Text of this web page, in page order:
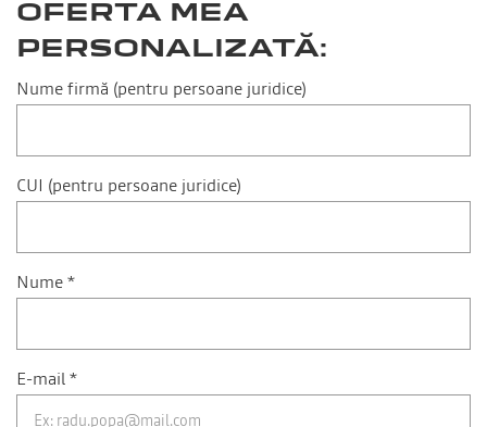
OFERTA MEA
PERSONALIZATĂ:
Nume firmă (pentru persoane juridice)
CUI (pentru persoane juridice)
Nume *
E-mail *